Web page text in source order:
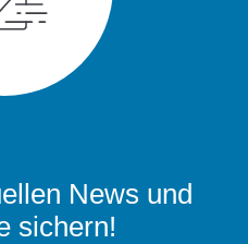
News und
sichern!